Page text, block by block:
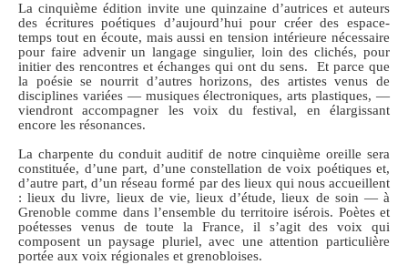
La cinquième édition invite une quinzaine d’autrices et auteurs
des écritures poétiques d’aujourd’hui pour créer des espace-
temps tout en écoute, mais aussi en tension intérieure nécessaire
pour faire advenir un langage singulier, loin des clichés, pour
initier des rencontres et échanges qui ont du sens. Et parce que
la poésie se nourrit d’autres horizons, des artistes venus de
disciplines variées — musiques électroniques, arts plastiques, —
viendront accompagner les voix du festival, en élargissant
encore les résonances.
La charpente du conduit auditif de notre cinquième oreille sera
constituée, d’une part, d’une constellation de voix poétiques et,
d’autre part, d’un réseau formé par des lieux qui nous accueillent
: lieux du livre, lieux de vie, lieux d’étude, lieux de soin — à
Grenoble comme dans l’ensemble du territoire isérois. Poètes et
poétesses venus de toute la France, il s’agit des voix qui
composent un paysage pluriel, avec une attention particulière
portée aux voix régionales et grenobloises.